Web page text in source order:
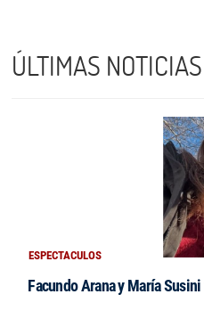
ÚLTIMAS NOTICIAS
ESPECTACULOS
Facundo Arana y María